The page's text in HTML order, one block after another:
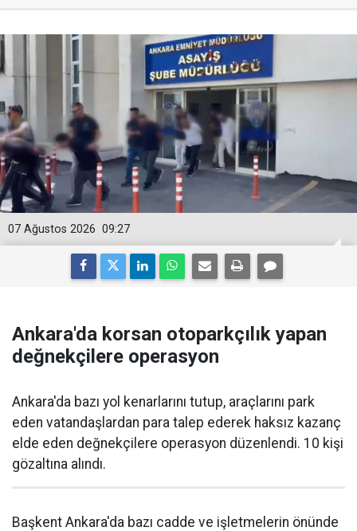
09:27
07 Ağustos 2026
Ankara'da korsan otoparkçılık yapan
değnekçilere operasyon
Ankara'da bazı yol kenarlarını tutup, araçlarını park
eden vatandaşlardan para talep ederek haksız kazanç
elde eden değnekçilere operasyon düzenlendi. 10 kişi
gözaltına alındı.
Başkent Ankara'da bazı cadde ve işletmelerin önünde